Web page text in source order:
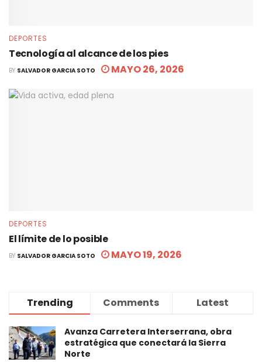
DEPORTES
Tecnología al alcance de los pies
BY SALVADOR GARCIA SOTO MAYO 26, 2026
DEPORTES
El límite de lo posible
BY SALVADOR GARCIA SOTO MAYO 19, 2026
Trending Comments Latest
Avanza Carretera Interserrana, obra
estratégica que conectará la Sierra
Norte